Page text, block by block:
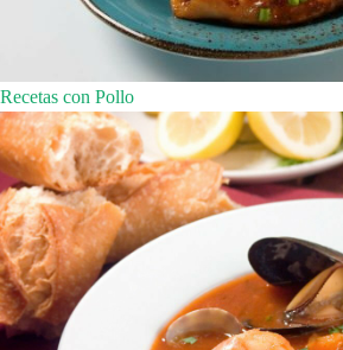
Recetas con Pollo